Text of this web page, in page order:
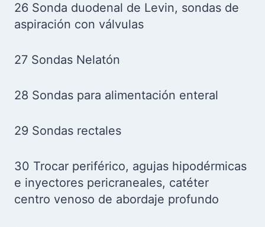
26 Sonda duodenal de Levin, sondas de
aspiración con válvulas
27 Sondas Nelatón
28 Sondas para alimentación enteral
29 Sondas rectales
30 Trocar periférico, agujas hipodérmicas
e inyectores pericraneales, catéter
centro venoso de abordaje profundo